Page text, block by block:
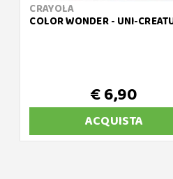
CRAYOLA
COLOR WONDER - UNI-
€ 6,90
ACQUISTA